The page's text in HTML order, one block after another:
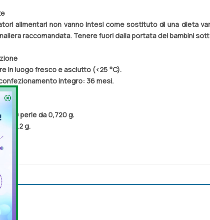
alimentari non vanno intesi come sostituto di una dieta
raccomandata. Tenere fuori dalla portata dei bambini
in luogo fresco e asciutto (<25 °C).
integro: 36 mesi.
60 perle da 0,720 g.
43,2 g.